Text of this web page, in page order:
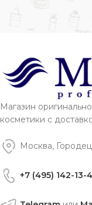
Магазин
косметики с
Москва,
+7 (495) 142-13-